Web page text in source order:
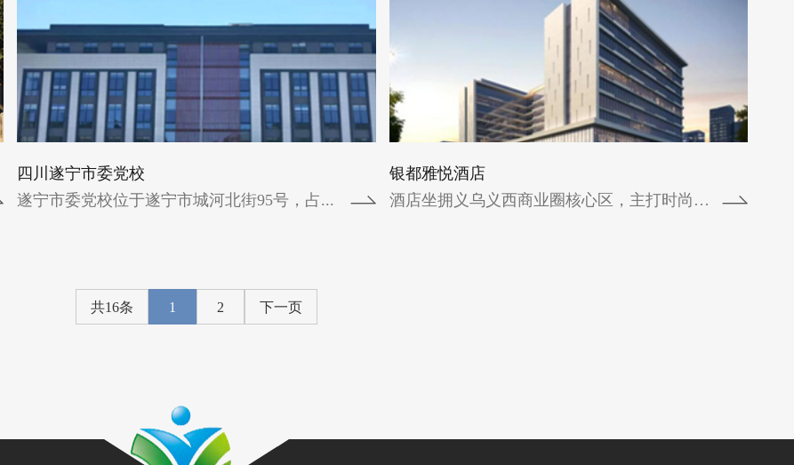
四川遂宁市委党校
遂宁市委党校位于遂宁市城河北街95号，占...
银都雅悦酒店
酒店坐拥义乌义西商业圈核心区，主打时尚、...
共16条 1 2 下一页